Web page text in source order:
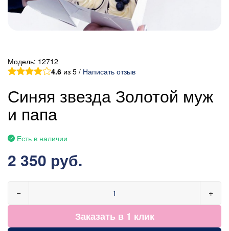
Модель: 12712
4.6 из 5 / Написать отзыв
Синяя звезда Золотой муж
и папа
Есть в наличии
2 350 руб.
− +
Заказать в 1 клик